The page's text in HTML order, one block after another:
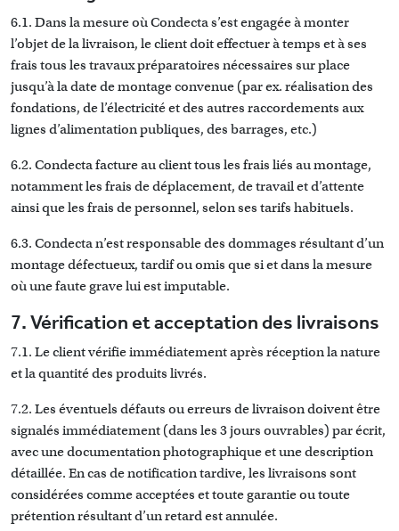
6.1. Dans la mesure où Condecta s’est engagée à monter
l’objet de la livraison, le client doit effectuer à temps et à ses
frais tous les travaux préparatoires nécessaires sur place
jusqu’à la date de montage convenue (par ex. réalisation des
fondations, de l’électricité et des autres raccordements aux
lignes d’alimentation publiques, des barrages, etc.)
6.2. Condecta facture au client tous les frais liés au montage,
notamment les frais de déplacement, de travail et d’attente
ainsi que les frais de personnel, selon ses tarifs habituels.
6.3. Condecta n’est responsable des dommages résultant d’un
montage défectueux, tardif ou omis que si et dans la mesure
où une faute grave lui est imputable.
7. Vérification et acceptation des livraisons
7.1. Le client vérifie immédiatement après réception la nature
et la quantité des produits livrés.
7.2. Les éventuels défauts ou erreurs de livraison doivent être
signalés immédiatement (dans les 3 jours ouvrables) par écrit,
avec une documentation photographique et une description
détaillée. En cas de notification tardive, les livraisons sont
considérées comme acceptées et toute garantie ou toute
prétention résultant d’un retard est annulée.